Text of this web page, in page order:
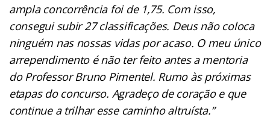
ampla concorrência foi de 1,75. Com isso,
consegui subir 27 classificações. Deus não coloca
ninguém nas nossas vidas por acaso. O meu único
arrependimento é não ter feito antes a mentoria
do Professor Bruno Pimentel. Rumo às próximas
etapas do concurso. Agradeço de coração e que
continue a trilhar esse caminho altruísta.”